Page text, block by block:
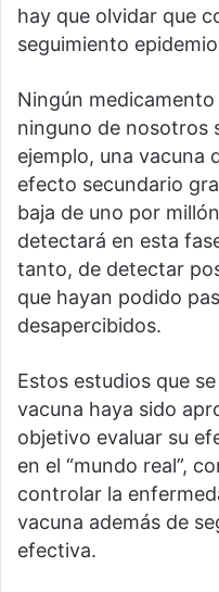
hay que olvidar que
seguimiento
Ningún
ninguno de nosotros
ejemplo, una vacuna
efecto secundario
baja de uno por
detectará en esta
tanto, de detectar
que hayan podido
desapercibidos.
Estos estudios que
vacuna haya sido
objetivo evaluar su
en el “mundo real”,
controlar la
vacuna además de
efectiva.